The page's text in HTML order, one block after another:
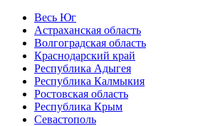
Весь Юг
Астраханская область
Волгоградская область
Краснодарский край
Республика Адыгея
Республика Калмыкия
Ростовская область
Республика Крым
Севастополь